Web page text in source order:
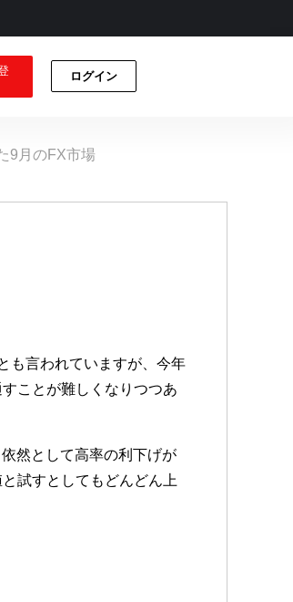
ログイン
9月のFX市場
も言われていますが、今年
ことが難しくなりつつあ
然として高率の利下げが
試すとしてもどんどん上